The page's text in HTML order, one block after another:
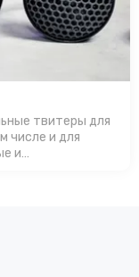
твитеры для
числе и для
и